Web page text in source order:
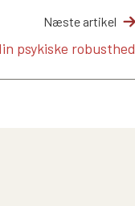
Næste artikel
psykiske robusthed